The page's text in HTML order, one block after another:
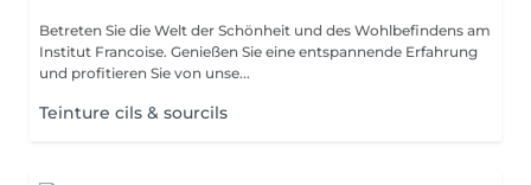
Betreten Sie die Welt der Schönheit und des Wohlbefindens am
Institut Francoise. Genießen Sie eine entspannende Erfahrung
und profitieren Sie von unse...
Teinture cils & sourcils